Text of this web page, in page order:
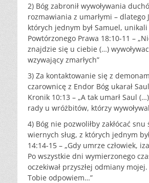
2) Bóg zabronił wywoływania
rozmawiania z umarłymi – dlatego
których jednym był Samuel, unikali
Powtórzonego Prawa 18:10-11 –
znajdzie się u ciebie (…)
wzywający zmarłych”
3) Za kontaktowanie się z
czarownicę z Endor Bóg ukarał
Kronik 10:13 – „A tak umarł Saul
rady u wróżbitów, którzy
4) Bóg nie pozwoliłby zakłócać
wiernych sług, z których jednym
14:14-15 – „Gdy umrze człowiek,
Po wszystkie dni wymierzonego
oczekiwał przyszłej odmiany mojej.
Tobie odpowiem…”